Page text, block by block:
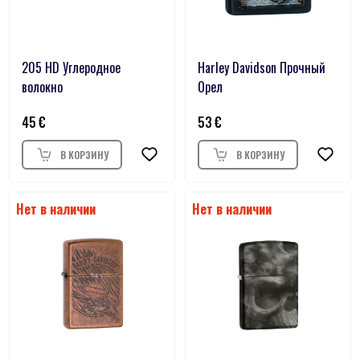
205 HD Углеродное
волокно
45
Harley Davidson Прочный
Орел
53